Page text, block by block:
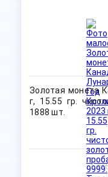
Золотая монета
г, 15.55 гр.
1888 шт.